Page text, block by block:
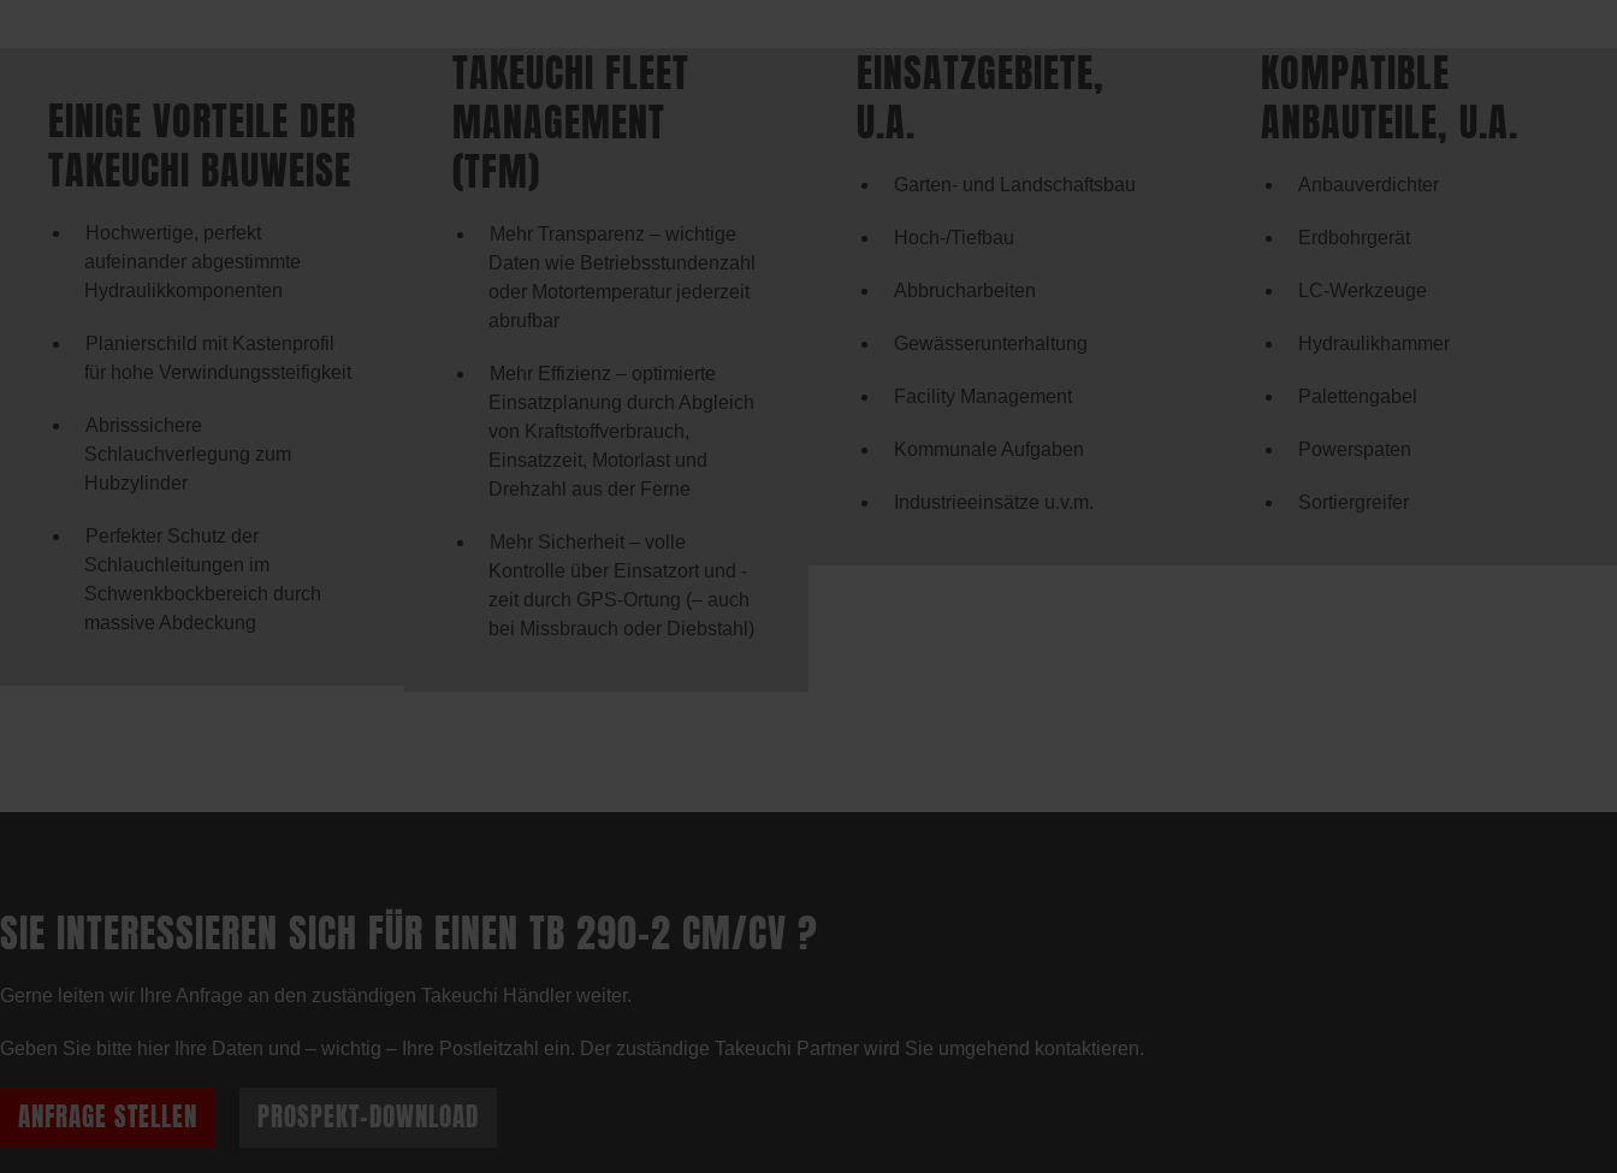
EINIGE VORTEILE DER
TAKEUCHI BAUWEISE
Hochwertige, perfekt
aufeinander abgestimmte
Hydraulikkomponenten
Planierschild mit Kastenprofil
für hohe Verwindungssteifigkeit
Abrisssichere
Schlauchverlegung zum
Hubzylinder
Perfekter Schutz der
Schlauchleitungen im
Schwenkbockbereich durch
massive Abdeckung
TAKEUCHI FLEET
MANAGEMENT
(TFM)
Mehr Transparenz – wichtige
Daten wie Betriebsstundenzahl
oder Motortemperatur jederzeit
abrufbar
Mehr Effizienz – optimierte
Einsatzplanung durch Abgleich
von Kraftstoffverbrauch,
Einsatzzeit, Motorlast und
Drehzahl aus der Ferne
Mehr Sicherheit – volle
Kontrolle über Einsatzort und -
zeit durch GPS-Ortung (– auch
bei Missbrauch oder Diebstahl)
EINSATZGEBIETE,
U.A.
Garten- und Landschaftsbau
Hoch-/Tiefbau
Abbrucharbeiten
Gewässerunterhaltung
Facility Management
Kommunale Aufgaben
Industrieeinsätze u.v.m.
KOMPATIBLE
ANBAUTEILE, U.A.
Anbauverdichter
Erdbohrgerät
LC-Werkzeuge
Hydraulikhammer
Palettengabel
Powerspaten
Sortiergreifer
SIE INTERESSIEREN SICH FÜR EINEN TB 290-2 CM/CV ?
Gerne leiten wir Ihre Anfrage an den zuständigen Takeuchi Händler weiter.
Geben Sie bitte hier Ihre Daten und – wichtig – Ihre Postleitzahl ein. Der zuständige Takeuchi Partner wird Sie umgehend kontaktieren.
ANFRAGE STELLEN PROSPEKT-DOWNLOAD